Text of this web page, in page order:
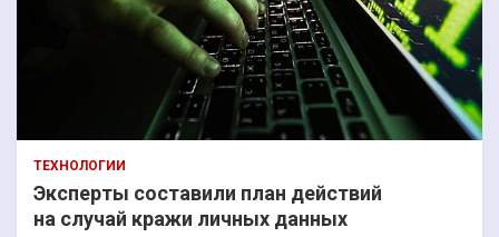
ТЕХНОЛОГИИ
Эксперты составили план действий
на случай кражи личных данных